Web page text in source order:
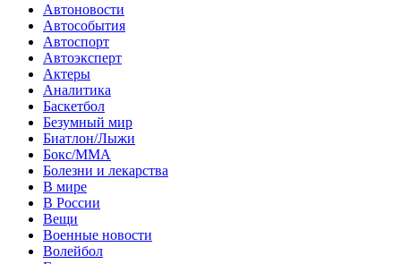
Автоновости
Автособытия
Автоспорт
Автоэксперт
Актеры
Аналитика
Баскетбол
Безумный мир
Биатлон/Лыжи
Бокс/MMA
Болезни и лекарства
В мире
В России
Вещи
Военные новости
Волейбол